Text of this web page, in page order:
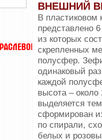
ВНЕШНИЙ
В пластиковом
представлено
из которых
скрепленных
полусфер.
одинаковый
каждой
высота –
выделяется
сформирован
по спирали,
белых и